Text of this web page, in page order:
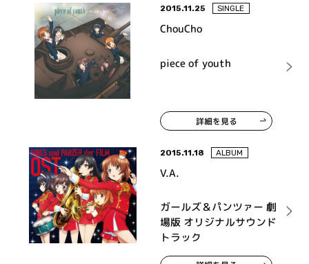
2015.11.25 SINGLE
ChouCho
piece of youth
詳細を見る
2015.11.18 ALBUM
V.A.
ガールズ＆パンツァー 劇
場版 オリジナルサウンド
トラック